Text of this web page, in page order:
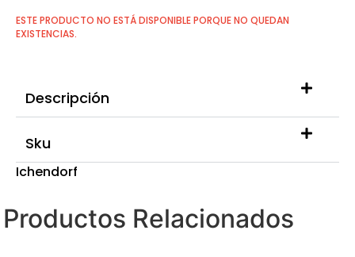
ESTE PRODUCTO NO ESTÁ DISPONIBLE PORQUE NO QUEDAN
EXISTENCIAS.
Descripción
Sku
Ichendorf
Productos Relacionados